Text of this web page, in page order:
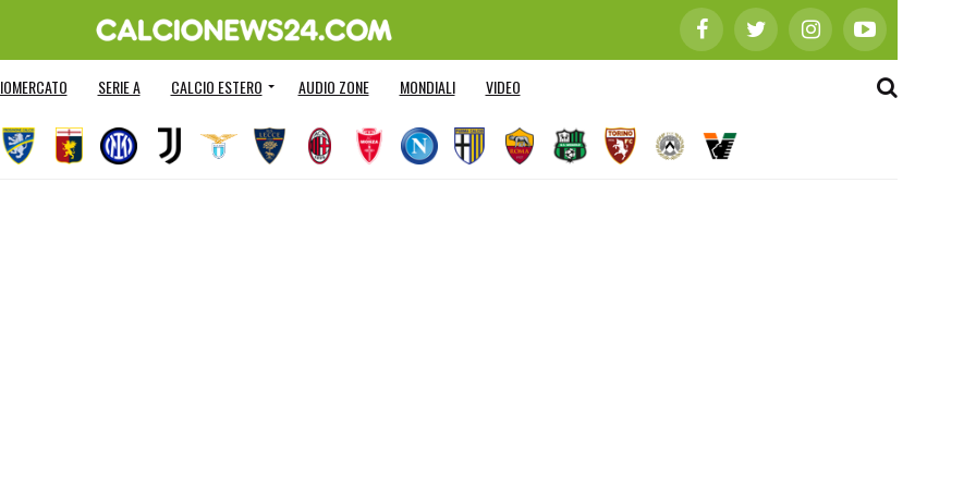
SERIE A CALCIO ESTERO AUDIO ZONE MONDIALI VIDEO